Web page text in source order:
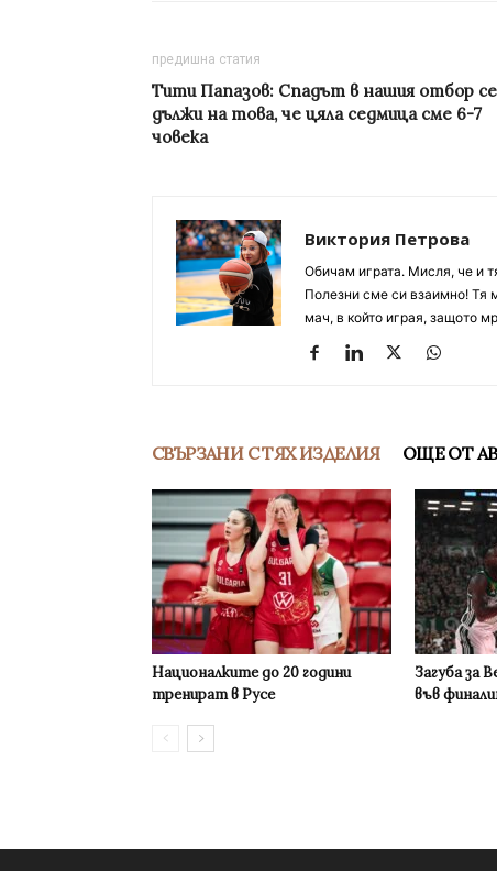
предишна статия
Тити Папазов: Спадът в нашия отбор се
дължи на това, че цяла седмица сме 6-7
човека
Виктория Петрова
Обичам играта. Мисля, че и
Полезни сме си взаимно! Тя
мач, в който играя, защото
СВЪРЗАНИ С ТЯХ ИЗДЕЛИЯ ОЩЕ ОТ
Националките до 20 години
тренират в Русе
Загуба за
във